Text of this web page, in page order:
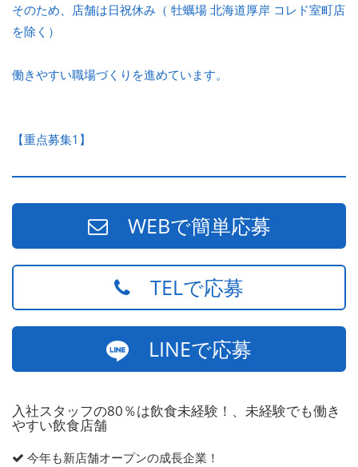
そのため、店舗は日祝休み（ 牡蠣場 北海道厚岸 コレド室町店
を除く）
働きやすい職場づくりを進めています。
【重点募集1】
WEBで簡単応募
TELで応募
LINEで応募
入社スタッフの80％は飲食未経験！、未経験でも働き
やすい飲食店舗
今年も新店舗オープンの成長企業！